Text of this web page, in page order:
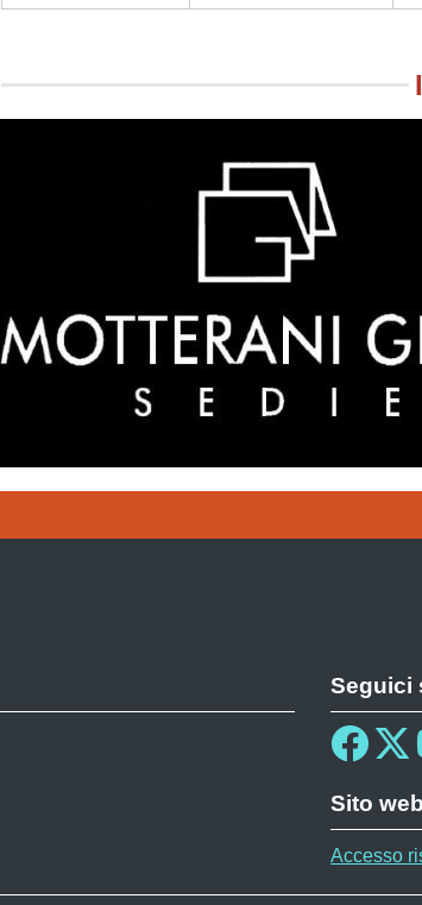
Seguici
Sito web
Accesso